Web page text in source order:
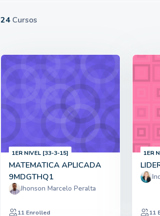
24 Cursos
1ER NIVEL [33-3-15]
MATEMATICA APLICADA
9MDGTHQ1
Jhonson Marcelo Peralta
11 Enrolled
1ER
11